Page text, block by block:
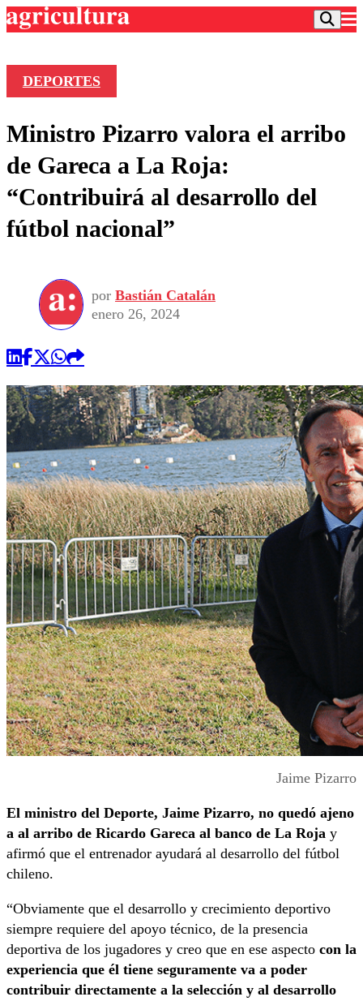
Frecuencias
Agricultura TV
Deportes
Colo Colo
Motor
Torneo Internacional
Torneo Nacional
Entretención
Noticias
Internacional
Nacional
Vida Social
Programas
Comercial
DEPORTES
Ministro Pizarro valora el arribo
de Gareca a La Roja:
“Contribuirá al desarrollo del
fútbol nacional”
por Bastián Catalán
enero 26, 2024
Jaime Pizarro
El ministro del Deporte, Jaime Pizarro, no quedó ajeno
a al arribo de Ricardo Gareca al banco de La Roja y
afirmó que el entrenador ayudará al desarrollo del fútbol
chileno.
“Obviamente que el desarrollo y crecimiento deportivo
siempre requiere del apoyo técnico, de la presencia
deportiva de los jugadores y creo que en ese aspecto con la
experiencia que él tiene seguramente va a poder
contribuir directamente a la selección y al desarrollo